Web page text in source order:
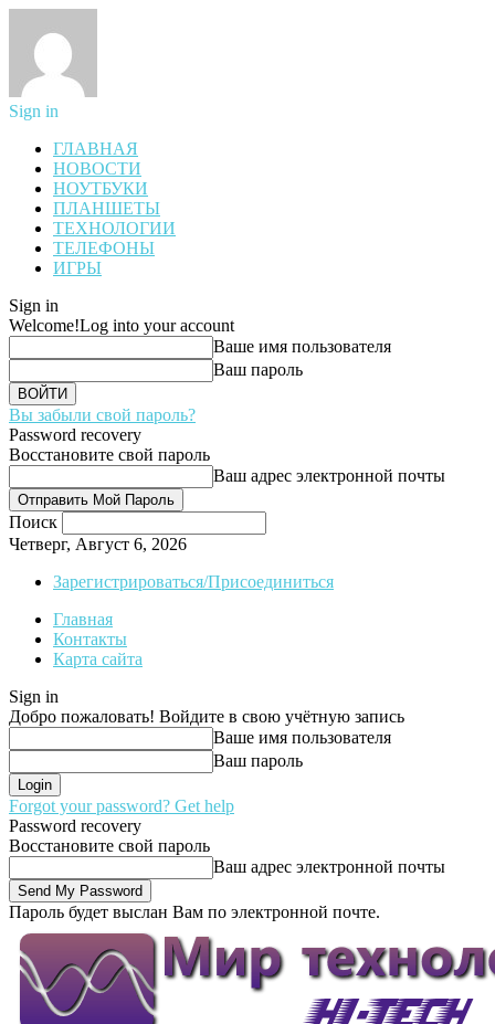
Sign in
ГЛАВНАЯ
НОВОСТИ
НОУТБУКИ
ПЛАНШЕТЫ
ТЕХНОЛОГИИ
ТЕЛЕФОНЫ
ИГРЫ
Sign in
Welcome!Log into your account
Ваше имя пользователя
Ваш пароль
Вы забыли свой пароль?
Password recovery
Восстановите свой пароль
Ваш адрес электронной почты
Поиск
Четверг, Август 6, 2026
Зарегистрироваться/Присоединиться
Главная
Контакты
Карта сайта
Sign in
Добро пожаловать! Войдите в свою учётную запись
Ваше имя пользователя
Ваш пароль
Forgot your password? Get help
Password recovery
Восстановите свой пароль
Ваш адрес электронной почты
Пароль будет выслан Вам по электронной почте.